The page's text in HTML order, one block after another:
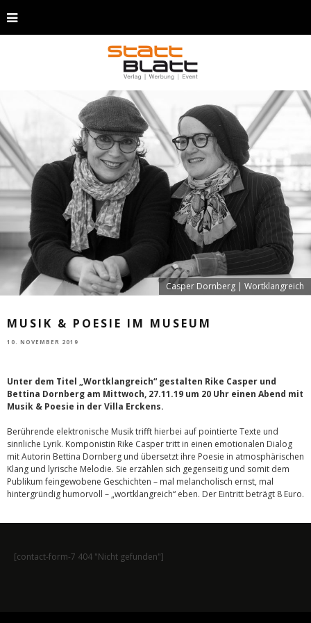
Casper Dornberg | Wortklangreich
MUSIK & POESIE IM MUSEUM
10. NOVEMBER 2019
Unter dem Titel „Wortklangreich“ gestalten Rike Casper und
Bettina Dornberg am Mittwoch, 27.11.19 um 20 Uhr einen Abend mit
Musik & Poesie in der Villa Erckens.
Berührende elektronische Musik trifft hierbei auf pointierte Texte und
sinnliche Lyrik. Komponistin Rike Casper tritt in einen emotionalen Dialog
mit Autorin Bettina Dornberg und übersetzt ihre Poesie in atmosphärischen
Klang und lyrische Melodie. Sie erzählen sich gegenseitig und somit dem
Publikum feingewobene Geschichten – mal melancholisch ernst, mal
hintergründig humorvoll – „wortklangreich“ eben. Der Eintritt beträgt 8 Euro.
[contact-form-7 404 "Nicht gefunden"]